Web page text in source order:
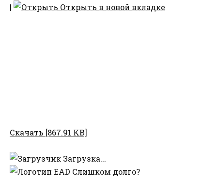
|
Открыть в новой вкладке
Скачать [867.91 KB]
Загрузка...
Слишком долго?